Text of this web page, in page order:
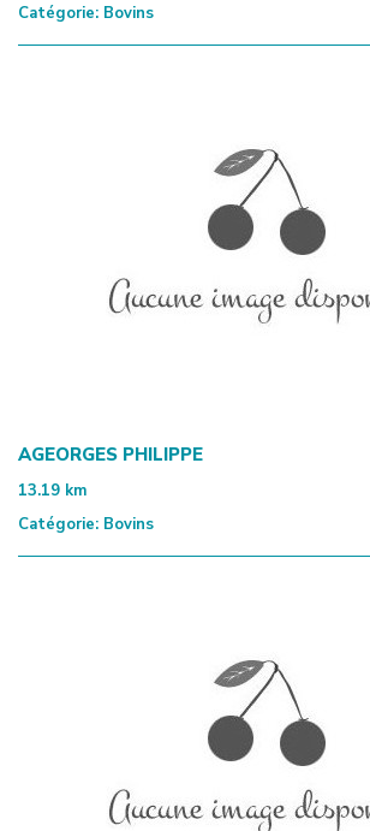
Catégorie: Bovins
AGEORGES PHILIPPE
13.19 km
Catégorie: Bovins